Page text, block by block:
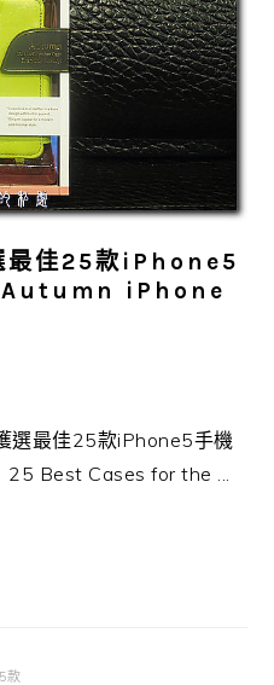
佳25款iPhone5
Autumn iPhone
選最佳25款iPhone5手機
Best Cases for the ...
款